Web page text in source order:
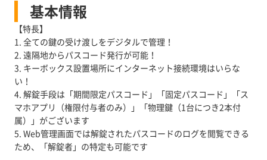
基本情報
【特長】
1. 全ての鍵の受け渡しをデジタルで管理！
2. 遠隔地からパスコード発行が可能！
3. キーボックス設置場所にインターネット接続環境はいらな
い！
4. 解錠手段は「期間限定パスコード」「固定パスコード」「ス
マホアプリ（権限付与者のみ）」「物理鍵（1台につき2本付
属）」がございます
5. Web管理画面では解錠されたパスコードのログを閲覧できる
ため、「解錠者」の特定も可能です